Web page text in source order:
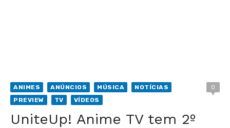
ANIMES ANÚNCIOS MÚSICA
NOTÍCIAS
PREVIEW
TV VÍDEOS
0
UniteUp! Anime TV tem 2º